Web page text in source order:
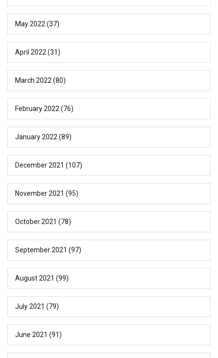
May 2022 (37)
April 2022 (31)
March 2022 (80)
February 2022 (76)
January 2022 (89)
December 2021 (107)
November 2021 (95)
October 2021 (78)
September 2021 (97)
August 2021 (99)
July 2021 (79)
June 2021 (91)